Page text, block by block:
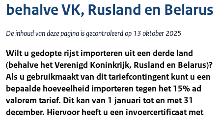
behalve VK, Rusland en Belarus
De inhoud van deze pagina is gecontroleerd op 13 oktober 2025
Wilt u gedopte rijst importeren uit een derde land
(behalve het Verenigd Koninkrijk, Rusland en Belarus)?
Als u gebruikmaakt van dit tariefcontingent kunt u een
bepaalde hoeveelheid importeren tegen het 15% ad
valorem tarief. Dit kan van 1 januari tot en met 31
december. Hiervoor heeft u een invoercertificaat met